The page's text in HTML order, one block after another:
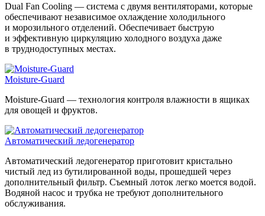
Dual Fan Cooling — система с двумя вентиляторами, которые
обеспечивают независимое охлаждение холодильного
и морозильного отделений. Обеспечивает быструю
и эффективную циркуляцию холодного воздуха даже
в труднодоступных местах.
Moisture-Guard
Moisture-Guard — технология контроля влажности в ящиках
для овощей и фруктов.
Автоматический ледогенератор
Автоматический ледогенератор приготовит кристально
чистый лед из бутилированной воды, прошедшей через
дополнительный фильтр. Съемный лоток легко моется водой.
Водяной насос и трубка не требуют дополнительного
обслуживания.